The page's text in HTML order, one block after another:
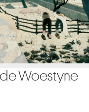
Donald Judd